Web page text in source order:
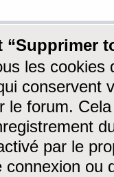
“Supprimer
les cookies
conservent
le forum.
par le
connexion ou